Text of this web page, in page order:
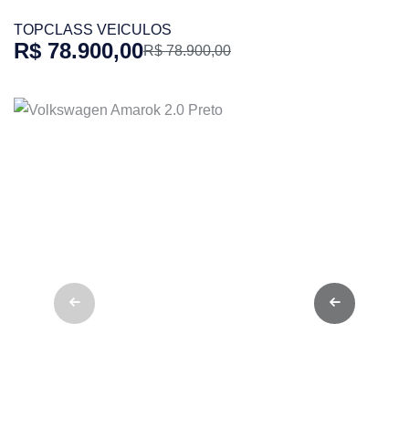
TOPCLASS VEICULOS
R$ 78.900,00R$ 78.900,00